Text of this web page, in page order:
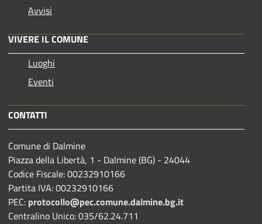
Avvisi
VIVERE IL COMUNE
Luoghi
Eventi
CONTATTI
Comune di Dalmine
Piazza della Libertà, 1 - Dalmine (BG) - 24044
Codice Fiscale: 00232910166
Partita IVA: 00232910166
PEC: protocollo@pec.comune.dalmine.bg.it
Centralino Unico: 035/62.24.711